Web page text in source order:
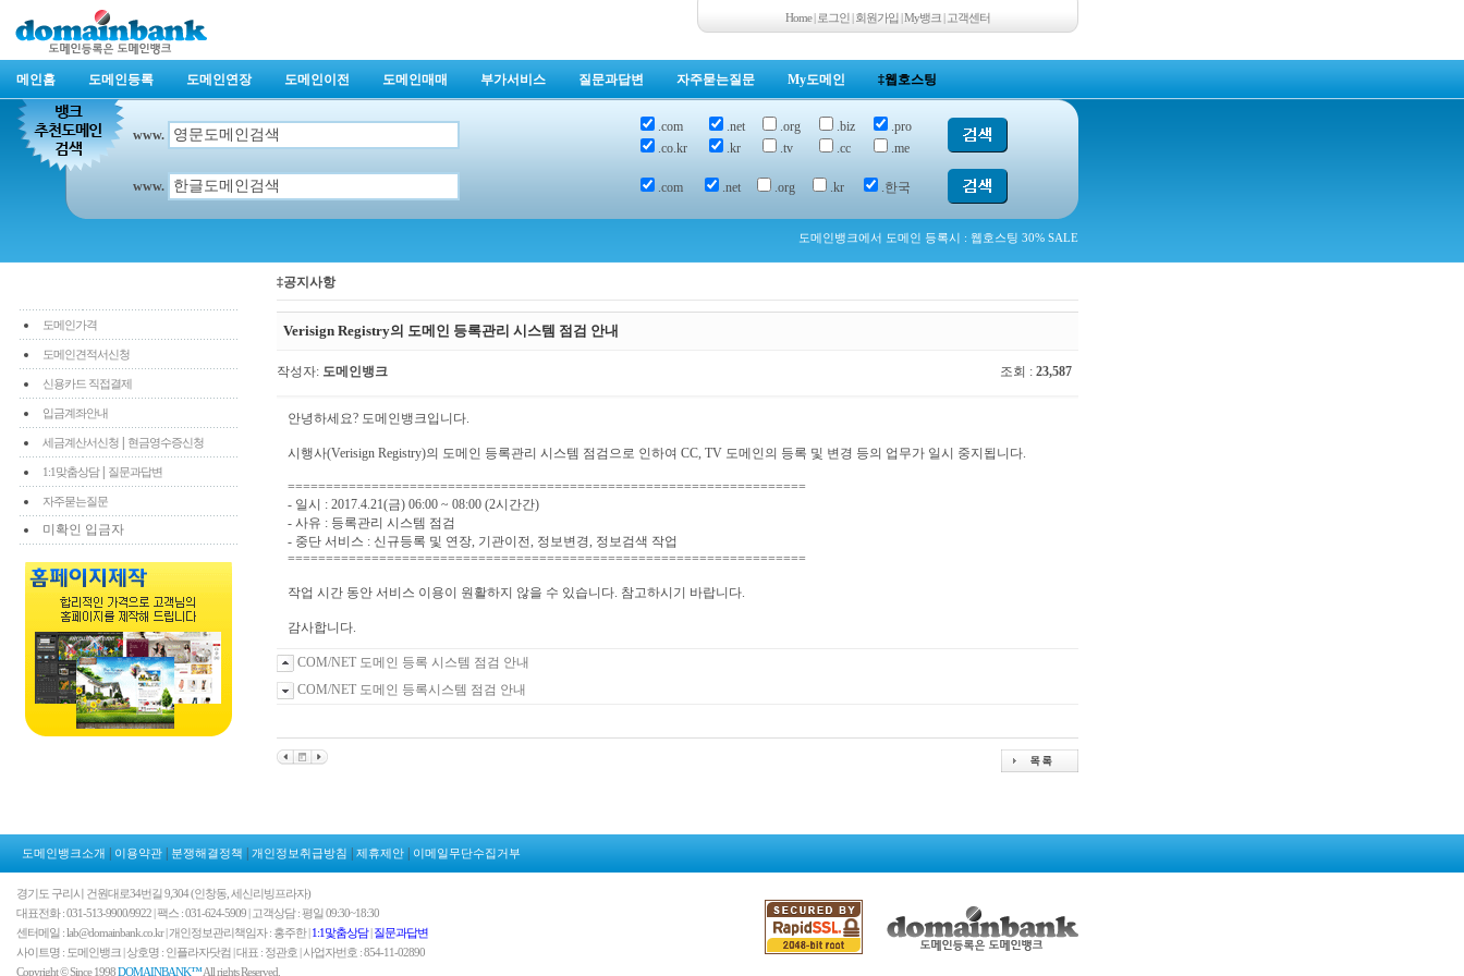
Home| 로그인|회원가입|My뱅크| 고객센터
메인홈 도메인등록 도메인연장 도메인이전 도메인매매 부가서비스 질문과답변 자주묻는질문 My도메인 ‡웹호스팅
www.
.com .net .org .biz
.pro
.co.kr
.kr .tv .cc .me
www. .com .net .org .kr .한국
도메인뱅크에서 도메인 등록시 : 웹호스팅 30% SALE
도메인가격
도메인견적서신청
신용카드 직접결제
입금계좌안내
세금계산서신청 현금영수증신청
1:1맞춤상담| 질문과답변
자주묻는질문
미확인 입금자
‡공지사항
Verisign Registry의 도메인 등록관리 시스템 점검 안내
작성자: 도메인뱅크 조회 : 23,587
안녕하세요? 도메인뱅크입니다.
시행사(Verisign Registry)의 도메인 등록관리 시스템 점검으로 인하여 CC, TV 도메인의 등록 및 변경 등의 업무가 일시 중지됩니다.
====================================================================
- 일시 : 2017.4.21(금) 06:00 ~ 08:00 (2시간간)
- 사유 : 등록관리 시스템 점검
- 중단 서비스 : 신규등록 및 연장, 기관이전, 정보변경, 정보검색 작업
====================================================================
작업 시간 동안 서비스 이용이 원활하지 않을 수 있습니다. 참고하시기 바랍니다.
감사합니다.
COM/NET 도메인 등록 시스템 점검 안내
COM/NET 도메인 등록시스템 점검 안내
도메인뱅크소개 이용약관 분쟁해결정책 개인정보취급방침 제휴제안 이메일무단수집거부
경기도 구리시 건원대로34번길 9,304 (인창동, 세신리빙프라자)
대표전화 : 031-513-9900/9922 | 팩스 : 031-624-5909 | 고객상담 : 평일 09:30~18:30
센터메일 : lab@domainbank.co.kr | 개인정보관리책임자 : 홍주한 |1:1맟춤상담|질문과답변
사이트명 : 도메인뱅크 | 상호명 : 인플라자닷컴 | 대표 : 정관호 | 사업자번호 : 854-11-02890
Copyright © Since 1998DOMAINBANK™All rights Reserved.